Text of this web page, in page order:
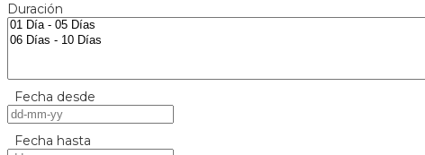
Duración
Fecha desde
Fecha hasta